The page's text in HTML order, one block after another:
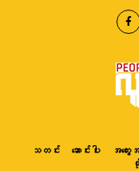
သတင်း ဆောင်းပါး အတွေ